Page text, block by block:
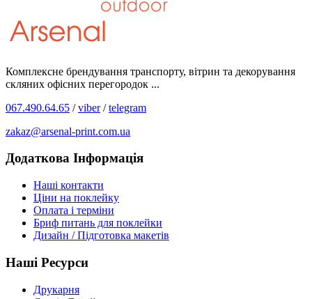
Комплексне брендування транспорту, вітрин та декорування
скляних офісних перегородок ...
067.490.64.65 /viber/telegram
zakaz@arsenal-print.com.ua
Додаткова Інформація
Наші контакти
Ціни на поклейку
Оплата і терміни
Бриф питань для поклейки
Дизайн / Підготовка макетів
Наші Ресурси
Друкарня